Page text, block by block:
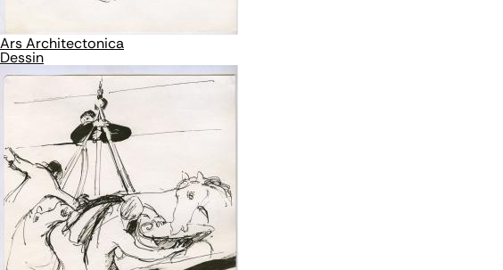
Ars Architectonica
Dessin